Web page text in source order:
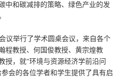
中和碳减排的策略、绿色产业的发
议举行了学术圆桌会议，来自各个
程教授、何国俊教授、黄宗煌教
授，就“环境与资源经济学前沿问
会的各位学者和学生提供了具有启